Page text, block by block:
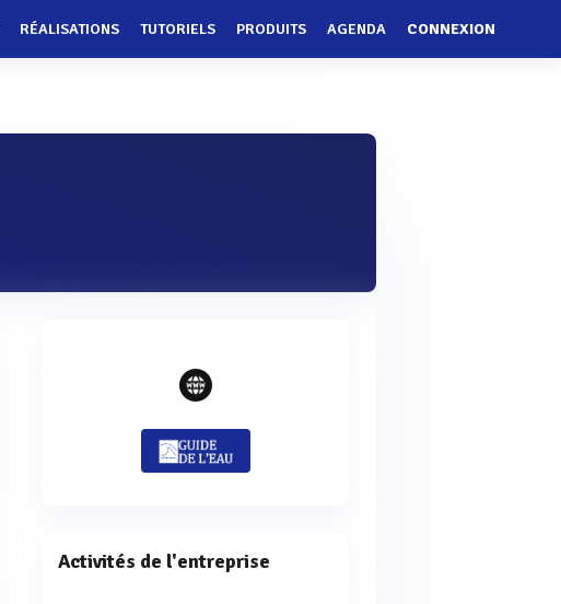
RÉALISATIONS TUTORIELS PRODUITS AGENDA CONNEXION
Activités de l'entreprise